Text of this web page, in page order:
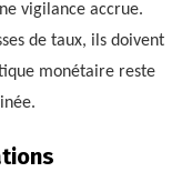
vigilance accrue.
de taux, ils doivent
monétaire reste